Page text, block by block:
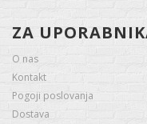
ZA
O nas
Kontakt
Pogoji poslovanja
Dostava